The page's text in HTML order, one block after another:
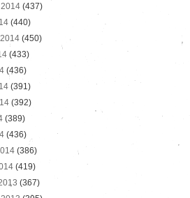
(437)
(440)
(450)
(433)
(436)
(391)
(392)
(389)
(436)
(386)
(419)
(367)